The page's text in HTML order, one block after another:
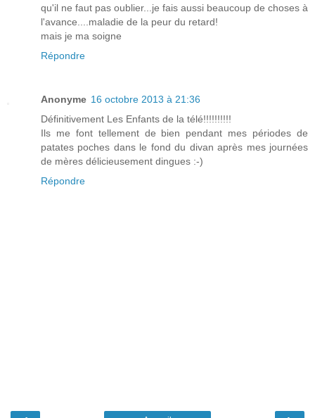
qu'il ne faut pas oublier...je fais aussi beaucoup de choses à
l'avance....maladie de la peur du retard!
mais je ma soigne
Répondre
Anonyme 16 octobre 2013 à 21:36
Définitivement Les Enfants de la télé!!!!!!!!!!
Ils me font tellement de bien pendant mes périodes de
patates poches dans le fond du divan après mes journées
de mères délicieusement dingues :-)
Répondre